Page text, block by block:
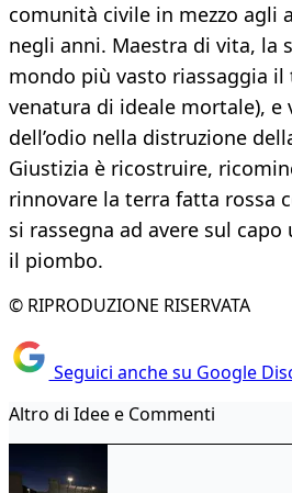
comunità civile in mezzo agli
negli anni. Maestra di vita, la
mondo più vasto riassaggia
venatura di ideale mortale), e
dell’odio nella distruzione
Giustizia è ricostruire,
rinnovare la terra fatta rossa
si rassegna ad avere sul
il piombo.
© RIPRODUZIONE RISERVATA
Seguici anche su Google
Altro di Idee e Commenti